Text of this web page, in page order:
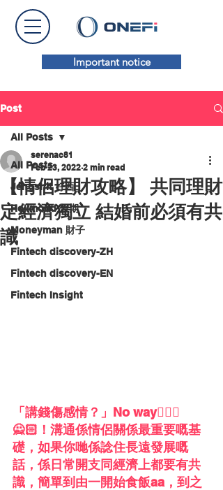
Important notice
Post
All Posts
Jengshit 好西
Holimood 假期
Moneyman 財子
Fintech discovery-ZH
Fintech discovery-EN
Fintech Insight
All Posts
【情侶理財攻略】 共同理財
定經濟獨立 結婚前必須有共
識
serenac81
Feb 23, 2022 2 min read
「講錢傷感情？」No way🙅🏻‍♀️
🙅🏻！溝通係情侶關係最重要嘅基
礎，如果你哋係諗住長遠發展嘅
話，係日常開支同經濟上都要有共
識，簡單到由一開始食飯aa，到之